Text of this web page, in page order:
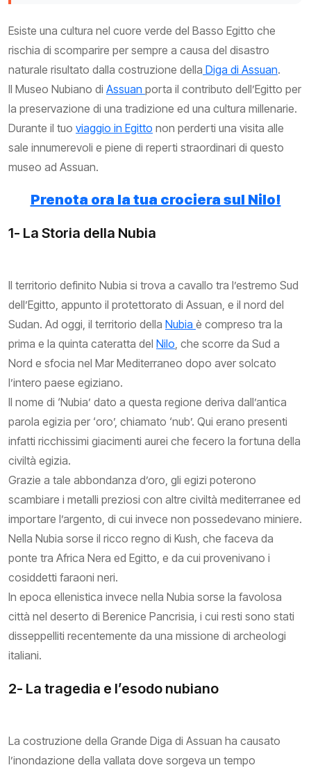
Esiste una cultura nel cuore verde del Basso Egitto che
rischia di scomparire per sempre a causa del disastro
naturale risultato dalla costruzione della Diga di Assuan.
Il Museo Nubiano di Assuan porta il contributo dell’Egitto per
la preservazione di una tradizione ed una cultura millenarie.
Durante il tuo viaggio in Egitto non perderti una visita alle
sale innumerevoli e piene di reperti straordinari di questo
museo ad Assuan.
Prenota ora la tua crociera sul Nilo!
1- La Storia della Nubia
Il territorio definito Nubia si trova a cavallo tra l’estremo Sud
dell’Egitto, appunto il protettorato di Assuan, e il nord del
Sudan. Ad oggi, il territorio della Nubia è compreso tra la
prima e la quinta cateratta del Nilo, che scorre da Sud a
Nord e sfocia nel Mar Mediterraneo dopo aver solcato
l’intero paese egiziano.
Il nome di ‘Nubia’ dato a questa regione deriva dall’antica
parola egizia per ‘oro’, chiamato ‘nub’. Qui erano presenti
infatti ricchissimi giacimenti aurei che fecero la fortuna della
civiltà egizia.
Grazie a tale abbondanza d’oro, gli egizi poterono
scambiare i metalli preziosi con altre civiltà mediterranee ed
importare l’argento, di cui invece non possedevano miniere.
Nella Nubia sorse il ricco regno di Kush, che faceva da
ponte tra Africa Nera ed Egitto, e da cui provenivano i
cosiddetti faraoni neri.
In epoca ellenistica invece nella Nubia sorse la favolosa
città nel deserto di Berenice Pancrisia, i cui resti sono stati
disseppelliti recentemente da una missione di archeologi
italiani.
2- La tragedia e l’esodo nubiano
La costruzione della Grande Diga di Assuan ha causato
l’inondazione della vallata dove sorgeva un tempo